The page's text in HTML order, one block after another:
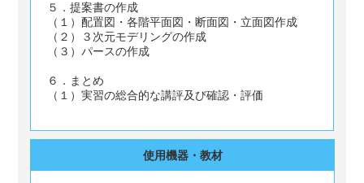
５．提案書の作成
（１）配置図・各階平面図・断面図・立面図作成
（２）３次元モデリングの作成
（３）パースの作成
６．まとめ
（１）実習の総合的な講評及び確認・評価
使用機器・教材